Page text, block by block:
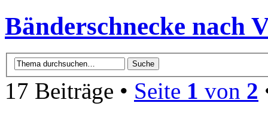
Bänderschnecke nach
17 Beiträge • Seite 1 von 2